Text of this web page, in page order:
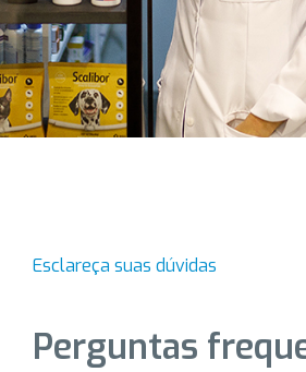
Esclareça suas dúvidas
Perguntas